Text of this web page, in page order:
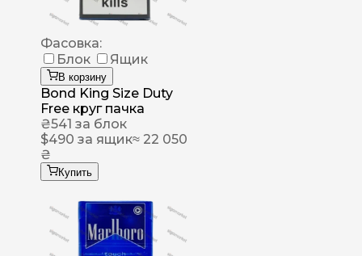
Фасовка:
Блок
Ящик
В корзину
Bond King Size Duty
Free круг пачка
₴541 за блок
$490 за ящик≈ 22 050
₴
Купить